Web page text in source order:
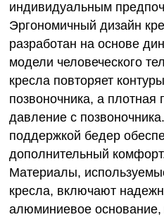
индивидуальным
Эргономичный дизайн
разработан на основе
модели человеческого
кресла повторяет
позвоночника, а плотная
давление с
поддержкой бедер
дополнительный
Материалы,
кресла, включают
алюминиевое основание,